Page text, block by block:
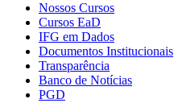
Nossos Cursos
Cursos EaD
IFG em Dados
Documentos Institucionais
Transparência
Banco de Notícias
PGD